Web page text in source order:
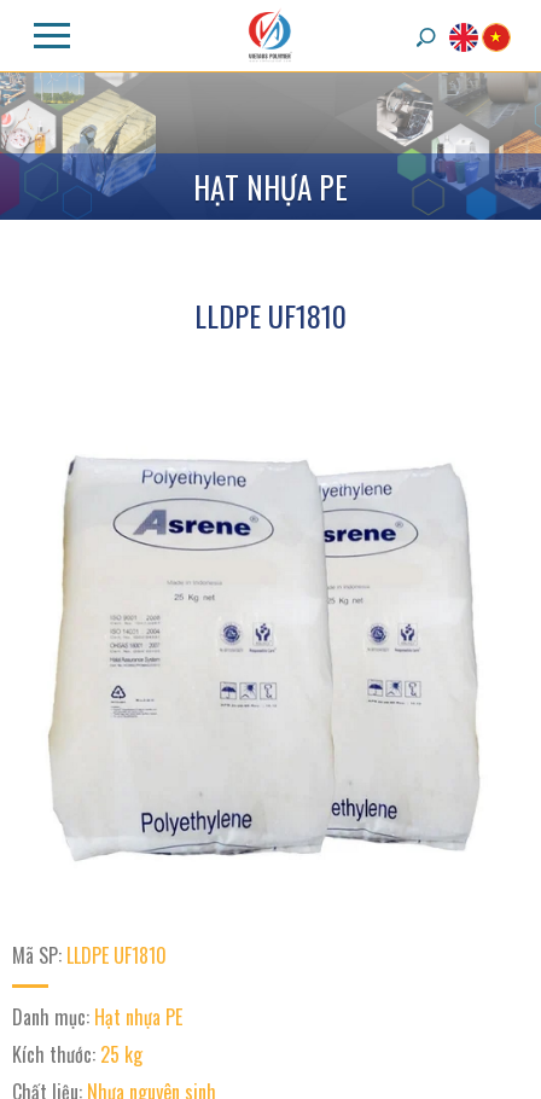
HẠT NHỰA PE
LLDPE UF1810
Mã SP: LLDPE UF1810
Danh mục: Hạt nhựa PE
Kích thước: 25 kg
Chất liệu: Nhựa nguyên sinh